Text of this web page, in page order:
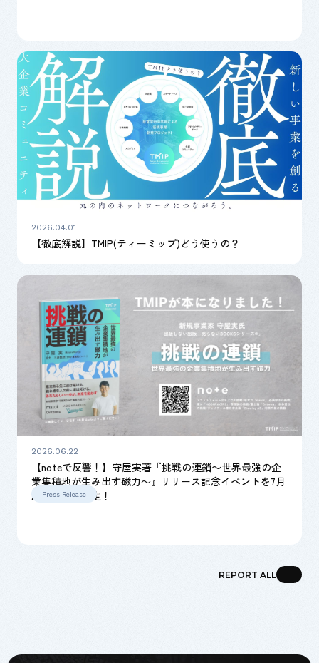
2026.04.01
【徹底解説】TMIP(ティーミップ)どう使うの？
2026.06.22
【noteで反響！】守屋実著『挑戦の連鎖～世界最強の企
業集積地が生み出す磁力～』リリース記念イベントを7月
22日に開催決定！
Press Release
REPORT ALL